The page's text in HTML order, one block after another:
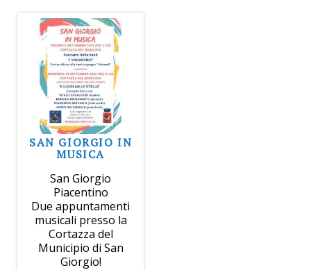
SAN GIORGIO IN
MUSICA
San Giorgio
Piacentino
Due appuntamenti
musicali presso la
Cortazza del
Municipio di San
Giorgio!